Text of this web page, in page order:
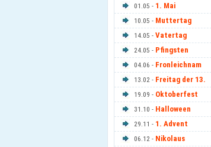
01.05 - 1. Mai
10.05 - Muttertag
14.05 - Vatertag
24.05 - Pfingsten
04.06 - Fronleichnam
13.02 - Freitag der 13.
19.09 - Oktoberfest
31.10 - Halloween
29.11 - 1. Advent
06.12 - Nikolaus